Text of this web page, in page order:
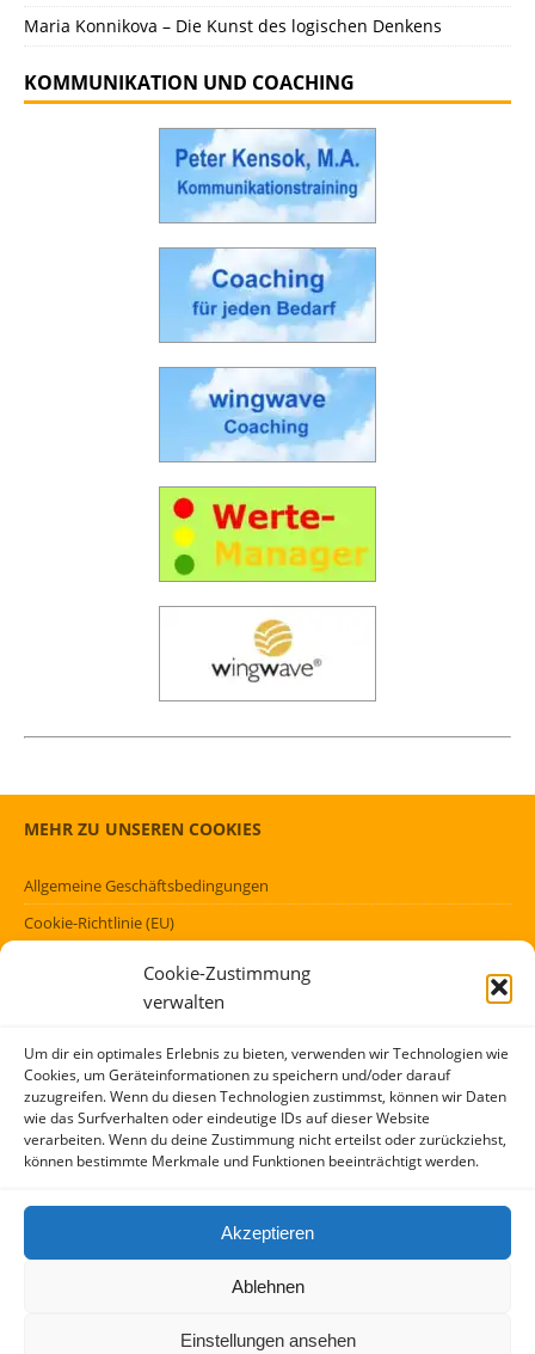
Cookie-Zustimmung
verwalten
Um dir ein optimales Erlebnis zu bieten, verwenden wir Technologien wie
Cookies, um Geräteinformationen zu speichern und/oder darauf
zuzugreifen. Wenn du diesen Technologien zustimmst, können wir Daten
wie das Surfverhalten oder eindeutige IDs auf dieser Website
verarbeiten. Wenn du deine Zustimmung nicht erteilst oder zurückziehst,
können bestimmte Merkmale und Funktionen beeinträchtigt werden.
Akzeptieren
Ablehnen
Einstellungen ansehen
Maria Konnikova – Die Kunst des logischen Denkens
KOMMUNIKATION UND COACHING
MEHR ZU UNSEREN COOKIES
Allgemeine Geschäftsbedingungen
Cookie-Richtlinie (EU)
FÖRMLICHES
Kontakt
AGBs
Impressum und Datenschutzerklärung
Stuttgart